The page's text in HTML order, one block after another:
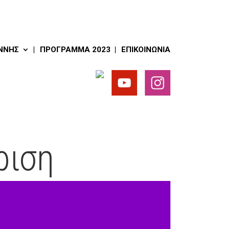
ΠΡΌΓΡΑΜΜΑ 2023 ΕΠΙΚΟΙΝΩΝΊΑ